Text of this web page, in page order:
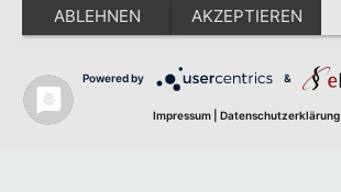
ABLEHNEN AKZEPTIEREN
Powered by &
Impressum Datenschutzerklärung